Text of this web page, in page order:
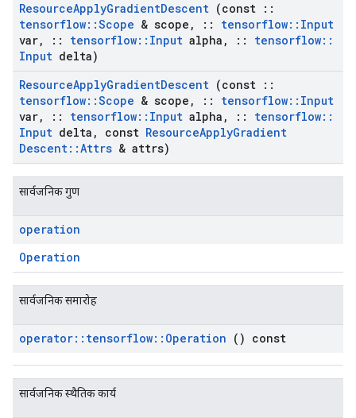
ResourceApplyGradientDescent (const ::
tensorflow::Scope & scope , :: tensorflow:: Input
var, :: tensorflow:: Input alpha , :: tensorflow::
Input delta)
ResourceApplyGradientDescent (const ::
tensorflow::Scope & scope , :: tensorflow:: Input
var, :: tensorflow:: Input alpha , :: tensorflow::
Input delta , const ResourceApplyGradient
Descent::Attrs & attrs)
सार्वजनिक गुण
operation
Operation
सार्वजनिक समारोह
operator:: tensorflow:: Operation () const
सार्वजनिक स्थैतिक कार्य